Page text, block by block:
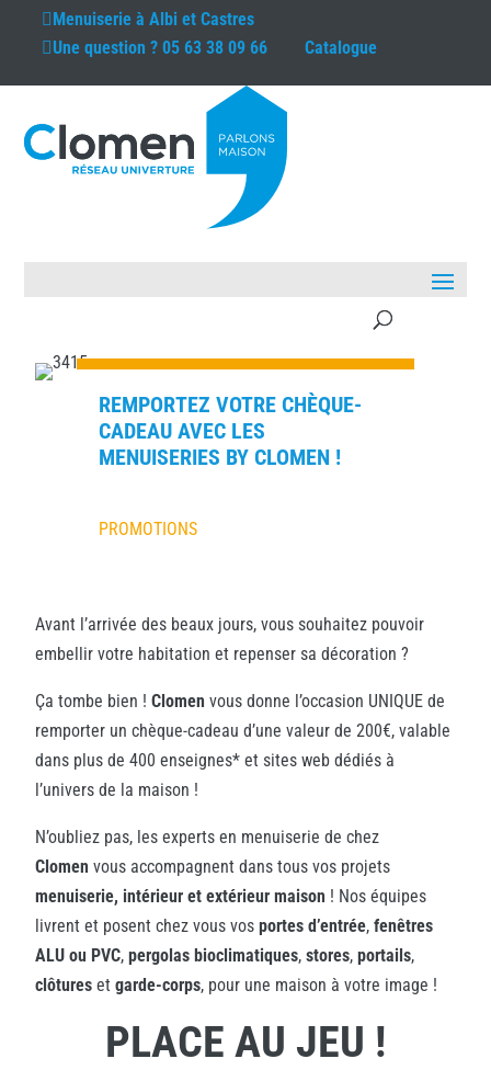
Menuiserie àAlbi et Castres
Une question ?05 63 38 09 66 Catalogue
REMPORTEZ VOTRE CHÈQUE-
CADEAU AVEC LES
MENUISERIES BY CLOMEN !
PROMOTIONS
Avant l’arrivée des beaux jours, vous souhaitez pouvoir
embellir votre habitation et repenser sa décoration ?
Ça tombe bien ! Clomen vous donne l’occasion UNIQUE de
remporter un chèque-cadeau d’une valeur de 200€, valable
dans plus de 400 enseignes* et sites web dédiés à
l’univers de la maison !
N’oubliez pas, les experts en menuiserie de chez
Clomen vous accompagnent dans tous vos projets
menuiserie, intérieur et extérieur maison ! Nos équipes
livrent et posent chez vous vos portes d’entrée, fenêtres
ALU ou PVC, pergolas bioclimatiques, stores, portails,
clôtures et garde-corps, pour une maison à votre image !
PLACE AU JEU !